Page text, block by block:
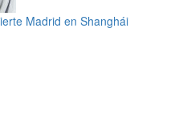
Madrid en Shanghái